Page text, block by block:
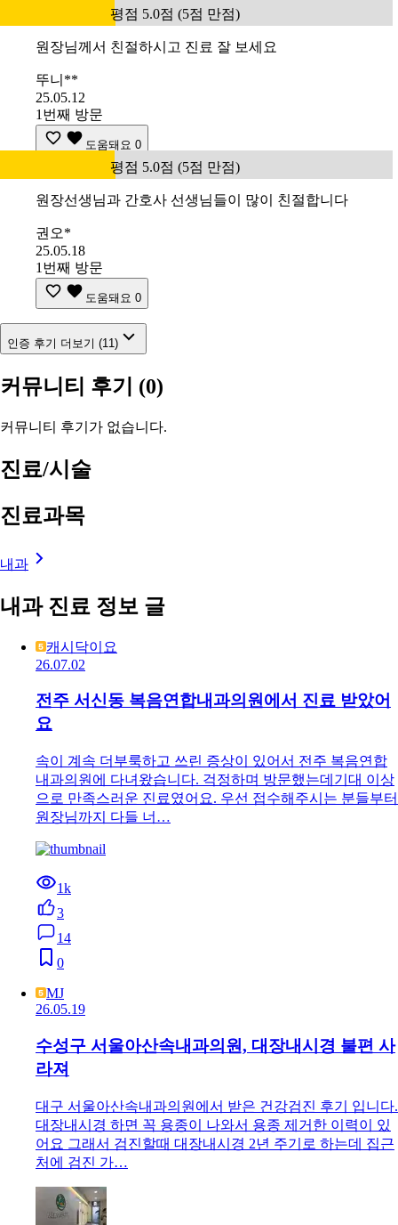
평점 5.0점 (5점 만점)
원장님께서 친절하시고 진료 잘 보세요
뚜니**
25.05.12
1번째 방문
도움돼요 0
평점 5.0점 (5점 만점)
원장선생님과 간호사 선생님들이 많이 친절합니다
권오*
25.05.18
1번째 방문
도움돼요 0
인증 후기 더보기 (11)
커뮤니티 후기 (0)
커뮤니티 후기가 없습니다.
진료/시술
진료과목
내과
내과 진료 정보 글
캐시닥이요
26.07.02
전주 서신동 복음연합내과의원에서 진료 받았어
요
속이 계속 더부룩하고 쓰린 증상이 있어서 전주 복음연합
내과의원에 다녀왔습니다. 걱정하며 방문했는데기대 이상
으로 만족스러운 진료였어요. 우선 접수해주시는 분들부터
원장님까지 다들 너…
1k
3
14
0
MJ
26.05.19
수성구 서울아산속내과의원, 대장내시경 불편 사
라져
대구 서울아산속내과의원에서 받은 건강검진 후기 입니다.
대장내시경 하면 꼭 용종이 나와서 용종 제거한 이력이 있
어요 그래서 검진할때 대장내시경 2년 주기로 하는데 집근
처에 검진 가…